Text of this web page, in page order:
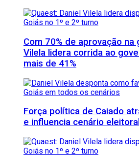
Com 70% de aprovação na
Vilela lidera corrida ao
mais de 41%
Força política de Caiado
e influencia cenário